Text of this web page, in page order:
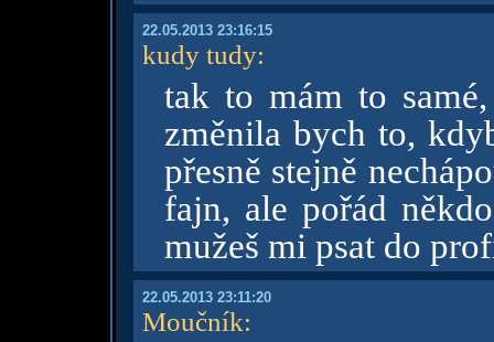
22.05.2013 23:16:15
kudy tudy:
tak to mám to
změnila bych to,
přesně stejně
fajn, ale pořád
mužeš mi psat do
22.05.2013 23:11:20
Moučník: